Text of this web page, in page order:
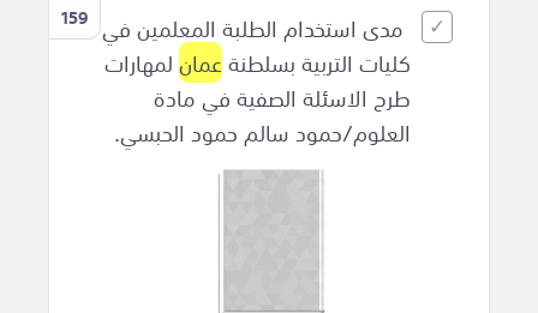
159 مدى استخدام الطلبة المعلمين في
كليات التربية بسلطنةعمانلمهارات
طرح الاسئلة الصفية في مادة
العلوم/حمود سالم حمود الحبسي.